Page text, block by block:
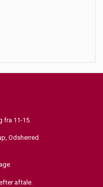
fra 11-15.
Odsherred
aftale.